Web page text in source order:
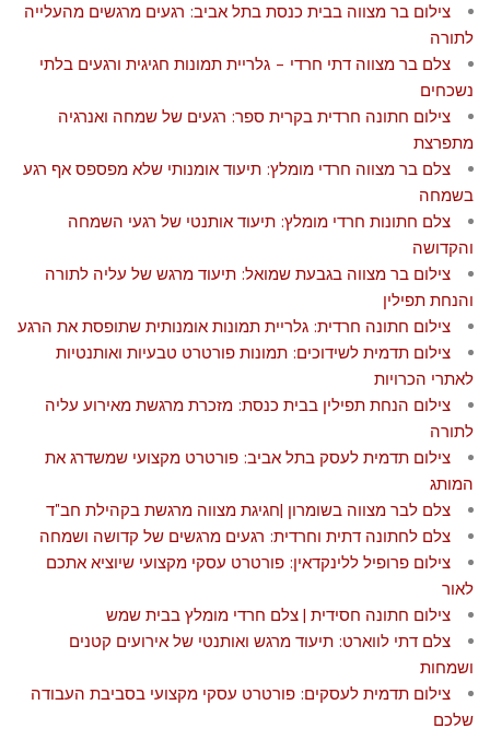
צילום בר מצווה בבית כנסת בתל אביב: רגעים מרגשים מהעלייה
לתורה
צלם בר מצווה דתי חרדי – גלריית תמונות חגיגית ורגעים בלתי
נשכחים
צילום חתונה חרדית בקרית ספר: רגעים של שמחה ואנרגיה
מתפרצת
צלם בר מצווה חרדי מומלץ: תיעוד אומנותי שלא מפספס אף רגע
בשמחה
צלם חתונות חרדי מומלץ: תיעוד אותנטי של רגעי השמחה
והקדושה
צילום בר מצווה בגבעת שמואל: תיעוד מרגש של עליה לתורה
והנחת תפילין
צילום חתונה חרדית: גלריית תמונות אומנותית שתופסת את הרגע
צילום תדמית לשידוכים: תמונות פורטרט טבעיות ואותנטיות
לאתרי הכרויות
צילום הנחת תפילין בבית כנסת: מזכרת מרגשת מאירוע עליה
לתורה
צילום תדמית לעסק בתל אביב: פורטרט מקצועי שמשדרג את
המותג
צלם לבר מצווה בשומרון |חגיגת מצווה מרגשת בקהילת חב"ד
צלם לחתונה דתית וחרדית: רגעים מרגשים של קדושה ושמחה
צילום פרופיל ללינקדאין: פורטרט עסקי מקצועי שיוציא אתכם
לאור
צילום חתונה חסידית | צלם חרדי מומלץ בבית שמש
צלם דתי לווארט: תיעוד מרגש ואותנטי של אירועים קטנים
ושמחות
צילום תדמית לעסקים: פורטרט עסקי מקצועי בסביבת העבודה
שלכם